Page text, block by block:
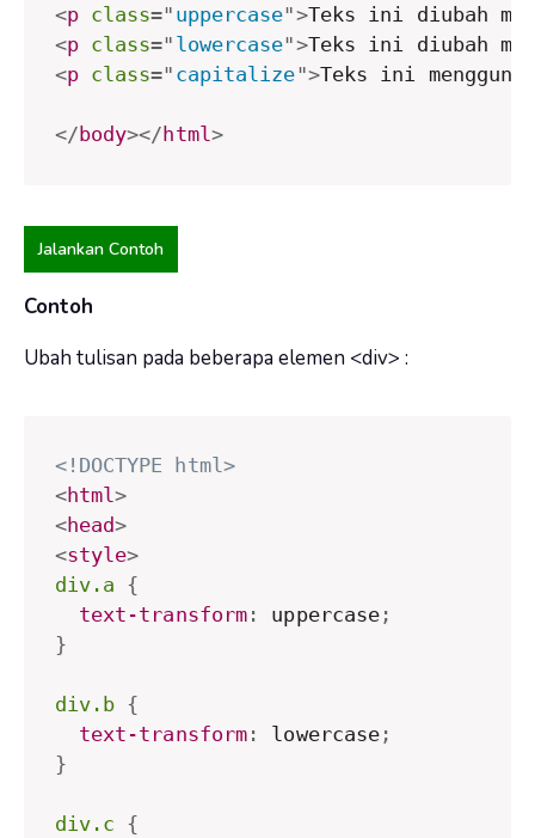
<p class=" uppercase">Teks ini diubah
<p class=" lowercase">Teks ini diubah
<p class=" capitalize">Teks ini
</body></html >
Jalankan Contoh
Contoh
Ubah tulisan pada beberapa elemen <div> :
<!DOCTYPE html>
<html>
<head>
<style>
div.a {
text-transform : uppercase ;
}
div.b {
text-transform : lowercase ;
}
div.c {